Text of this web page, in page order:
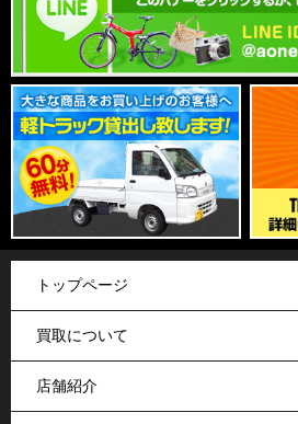
トップページ
買取について
店舗紹介